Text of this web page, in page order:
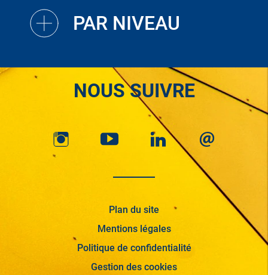
PAR NIVEAU
NOUS SUIVRE
Plan du site
Mentions légales
Politique de confidentialité
Gestion des cookies